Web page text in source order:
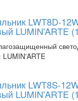
LWT8D-
LUMIN'ARTE
LUMIN'ARTE
LWT8S-
LUMIN'ARTE